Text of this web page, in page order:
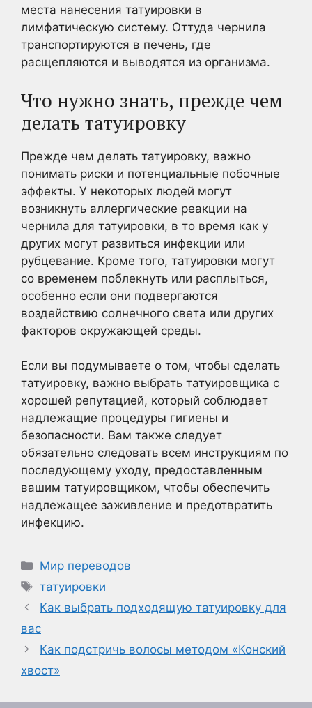
места нанесения татуировки в
лимфатическую систему. Оттуда чернила
транспортируются в печень, где
расщепляются и выводятся из организма.
Что нужно знать, прежде чем
делать татуировку
Прежде чем делать татуировку, важно
понимать риски и потенциальные побочные
эффекты. У некоторых людей могут
возникнуть аллергические реакции на
чернила для татуировки, в то время как у
других могут развиться инфекции или
рубцевание. Кроме того, татуировки могут
со временем поблекнуть или расплыться,
особенно если они подвергаются
воздействию солнечного света или других
факторов окружающей среды.
Если вы подумываете о том, чтобы сделать
татуировку, важно выбрать татуировщика с
хорошей репутацией, который соблюдает
надлежащие процедуры гигиены и
безопасности. Вам также следует
обязательно следовать всем инструкциям по
последующему уходу, предоставленным
вашим татуировщиком, чтобы обеспечить
надлежащее заживление и предотвратить
инфекцию.
Рубрики
Мир переводов
Метки
татуировки
Как выбрать подходящую татуировку для
вас
Как подстричь волосы методом «Конский
хвост»